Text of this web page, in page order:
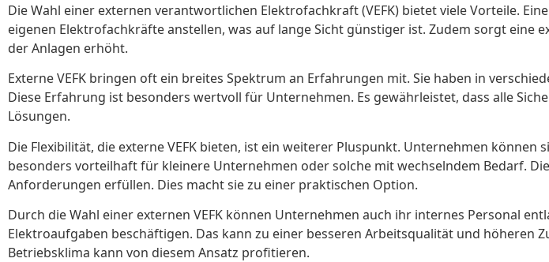
Die Wahl einer externen verantwortlichen Elektrofachkraft (VEFK) bietet viele Vorteile.
eigenen Elektrofachkräfte anstellen, was auf lange Sicht günstiger ist. Zudem sorgt eine
der Anlagen erhöht.
Externe VEFK bringen oft ein breites Spektrum an Erfahrungen mit. Sie haben in
Diese Erfahrung ist besonders wertvoll für Unternehmen. Es gewährleistet, dass alle
Lösungen.
Die Flexibilität, die externe VEFK bieten, ist ein weiterer Pluspunkt. Unternehmen
besonders vorteilhaft für kleinere Unternehmen oder solche mit wechselndem Bedarf.
Anforderungen erfüllen. Dies macht sie zu einer praktischen Option.
Durch die Wahl einer externen VEFK können Unternehmen auch ihr internes Personal
Elektroaufgaben beschäftigen. Das kann zu einer besseren Arbeitsqualität und
Betriebsklima kann von diesem Ansatz profitieren.